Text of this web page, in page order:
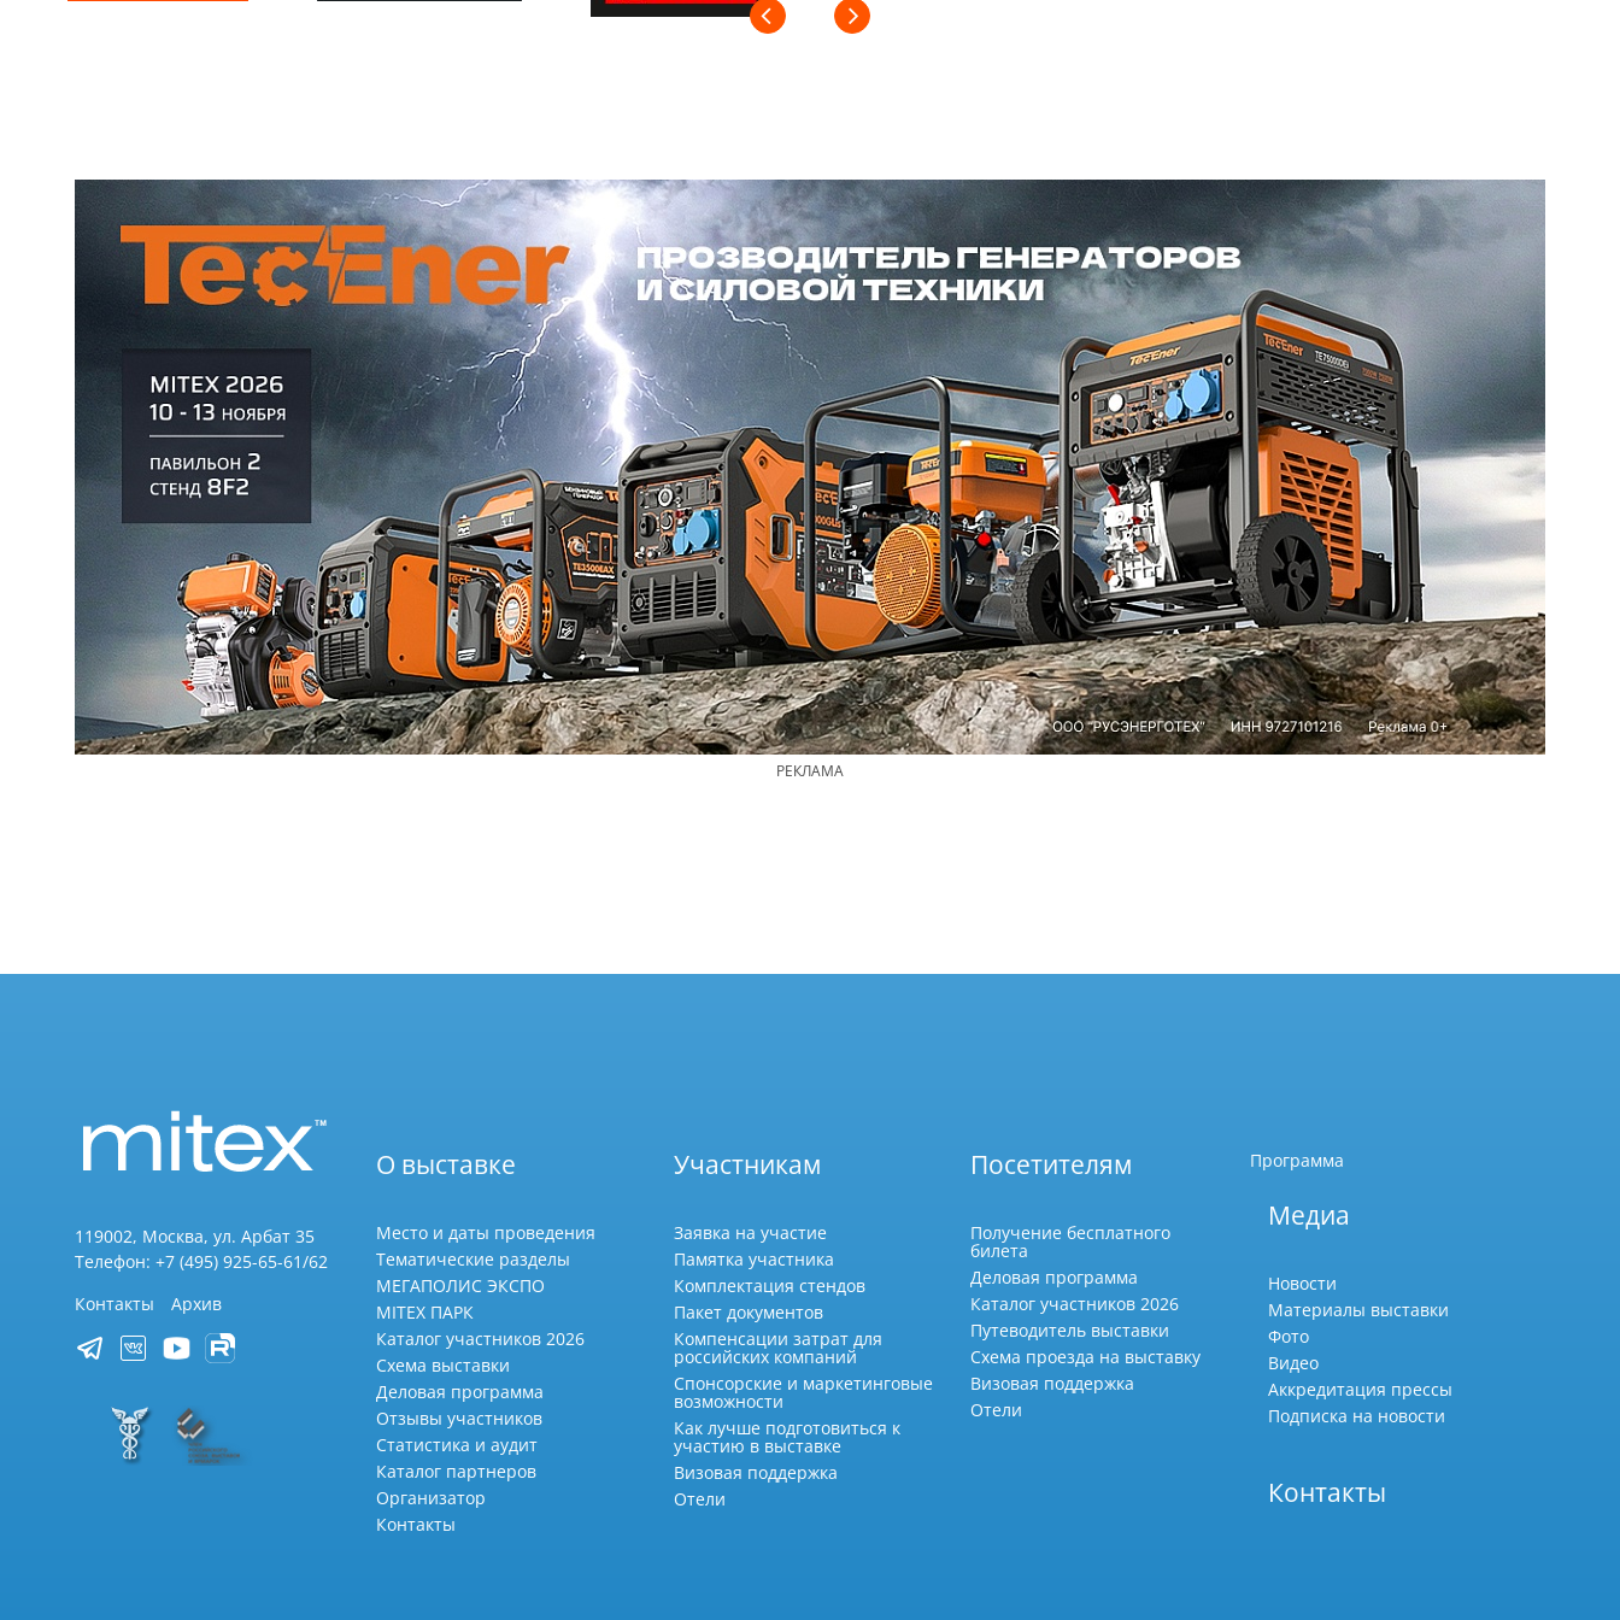
РЕКЛАМА
119002, Москва, ул. Арбат 35
Телефон: +7 (495) 925-65-61/62
Контакты
Архив
О выставке
Место и даты проведения
Тематические разделы
МЕГАПОЛИС ЭКСПО
MITEX ПАРК
Каталог участников 2026
Схема выставки
Деловая программа
Отзывы участников
Статистика и аудит
Каталог партнеров
Организатор
Контакты
Участникам
Заявка на участие
Памятка участника
Комплектация стендов
Пакет документов
Компенсации затрат для
российских компаний
Спонсорские и маркетинговые
возможности
Как лучше подготовиться к
участию в выставке
Визовая поддержка
Отели
Посетителям
Получение бесплатного
билета
Деловая программа
Каталог участников 2026
Путеводитель выставки
Схема проезда на выставку
Визовая поддержка
Отели
Программа
Медиа
Новости
Материалы выставки
Фото
Видео
Аккредитация прессы
Подписка на новости
Контакты